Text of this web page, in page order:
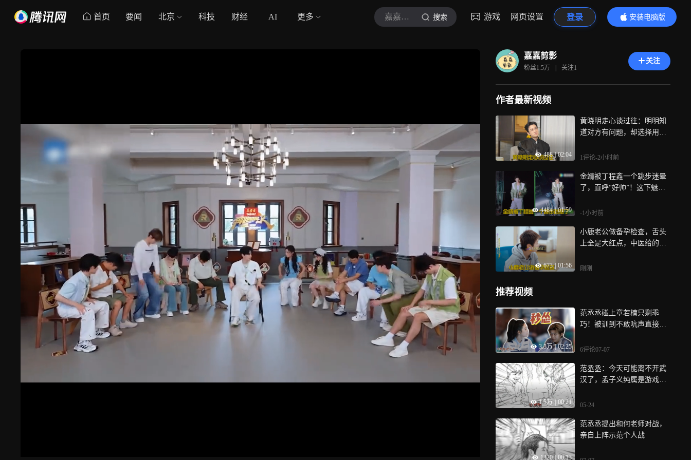
首页 要闻 北京 科技 财经 AI 更多 嘉嘉剪影 搜索 游戏 网页设置 登录
安装电脑版
内容更精彩
嘉嘉剪影
粉丝1.5万 | 关注1
关注
作者最新视频
488 | 02:04
黄晓明走心谈过往：明明知
道对方有问题，却选择用大
1评论-2小时前
4484 | 01:59
金靖被丁程鑫一个跳步迷晕
了，直呼“好帅”！这下魅力
-1小时前
673 01:56
小鹿老公做备孕检查，舌头
上全是大红点，中医给的建
刚刚
推荐视频
3.3万 | 02:25
范丞丞碰上章若楠只剩乖
巧！被训到不敢吭声直接拿
6评论07-07
1.5万 00:21
范丞丞：今天可能离不开武
汉了，孟子义纯属是游戏黑
05-24
1320 00:13
范丞丞提出和何老师对战，
亲自上阵示范个人战